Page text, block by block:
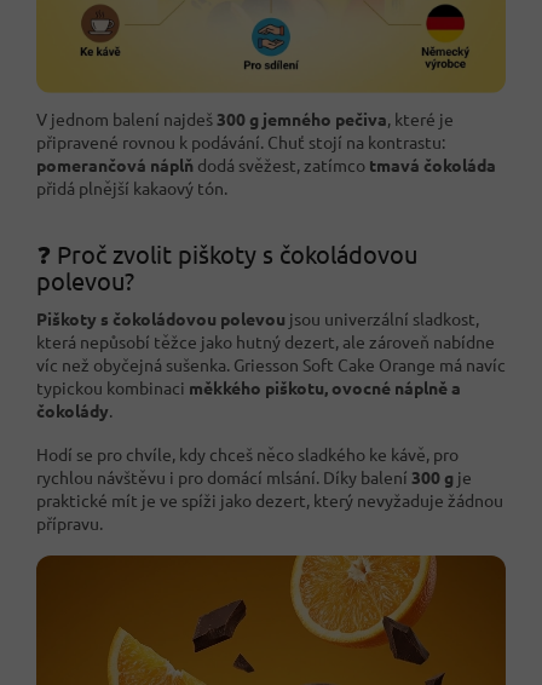
V jednom balení najdeš300 g jemného pečiva, které je
připravené rovnou k podávání. Chuť stojí na kontrastu:
pomerančová náplň dodá svěžest, zatímco tmavá čokoláda
přidá plnější kakaový tón.
❓ Proč zvolit piškoty s čokoládovou
polevou?
Piškoty s čokoládovou polevou jsou univerzální sladkost,
která nepůsobí těžce jako hutný dezert, ale zároveň nabídne
víc než obyčejná sušenka. Griesson Soft Cake Orange má navíc
typickou kombinaci měkkého piškotu, ovocné náplně a
čokolády.
Hodí se pro chvíle, kdy chceš něco sladkého ke kávě, pro
rychlou návštěvu i pro domácí mlsání. Díky balení 300 g je
praktické mít je ve spíži jako dezert, který nevyžaduje žádnou
přípravu.